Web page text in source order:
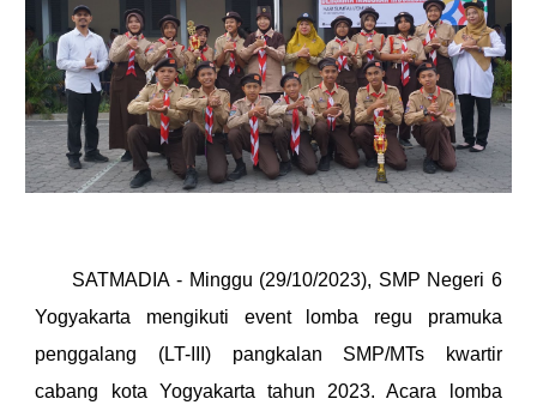
SATMADIA - Minggu (29/10/2023), SMP Negeri 6
Yogyakarta mengikuti event lomba regu pramuka
penggalang (LT-III) pangkalan SMP/MTs kwartir
cabang kota Yogyakarta tahun 2023. Acara lomba